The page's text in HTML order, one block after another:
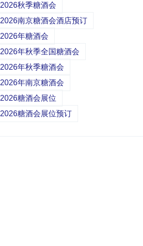
2026秋季糖酒会
2026南京糖酒会酒店预订
2026年糖酒会
2026年秋季全国糖酒会
2026年秋季糖酒会
2026年南京糖酒会
2026糖酒会展位
2026糖酒会展位预订